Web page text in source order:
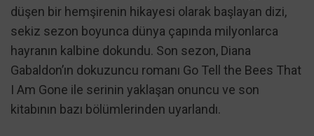
düşen bir hemşirenin hikayesi olarak başlayan dizi,
sekiz sezon boyunca dünya çapında milyonlarca
hayranın kalbine dokundu. Son sezon, Diana
Gabaldon’ın dokuzuncu romanı Go Tell the Bees That
I Am Gone ile serinin yaklaşan onuncu ve son
kitabının bazı bölümlerinden uyarlandı.